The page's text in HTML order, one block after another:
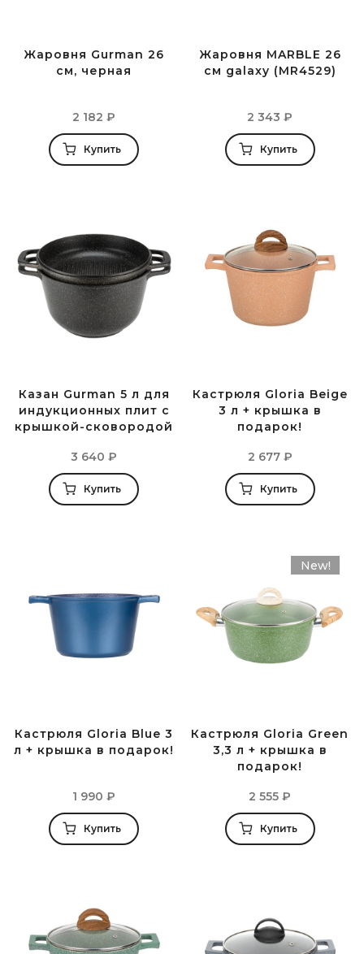
Жаровня Gurman 26
см, черная
2 182₽
Купить
Жаровня MARBLE 26
см galaxy (MR4529)
2 343₽
Купить
Казан Gurman 5 л для
индукционных плит с
крышкой-сковородой
3 640₽
Купить
Кастрюля Gloria Beige
3 л + крышка в
подарок!
2 677 ₽
Купить
Кастрюля Gloria Blue 3
л + крышка в подарок!
1 990₽
Купить
New!
Кастрюля Gloria Green
3,3 л + крышка в
подарок!
2 555₽
Купить